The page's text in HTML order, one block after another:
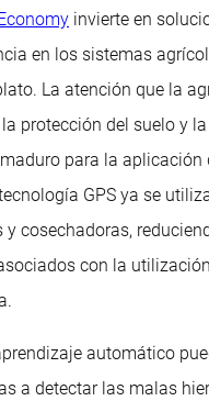
invierte en
en los sistemas
La atención que la
protección del suelo y
para la aplicación
GPS ya se
y cosechadoras,
con la
automático
a detectar las malas